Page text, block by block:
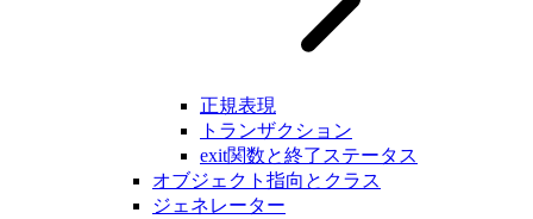
正規表現
トランザクション
exit関数と終了ステータス
オブジェクト指向とクラス
ジェネレーター